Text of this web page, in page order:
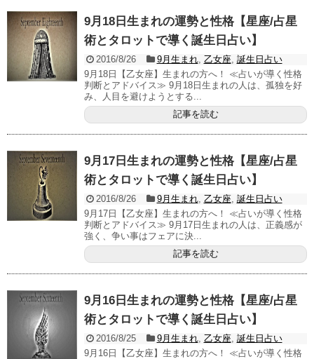
9月18日生まれの運勢と性格【星座/占星
術とタロットで導く誕生日占い】
2016/8/26 9月生まれ, 乙女座, 誕生日占い
9月18日【乙女座】生まれの方へ！ ≪占いが導く性格
判断とアドバイス≫ 9月18日生まれの人は、孤独を好
み、人目を避けようとする...
記事を読む
9月17日生まれの運勢と性格【星座/占星
術とタロットで導く誕生日占い】
2016/8/26 9月生まれ, 乙女座, 誕生日占い
9月17日【乙女座】生まれの方へ！ ≪占いが導く性格
判断とアドバイス≫ 9月17日生まれの人は、正義感が
強く、争い事はフェアに決...
記事を読む
9月16日生まれの運勢と性格【星座/占星
術とタロットで導く誕生日占い】
2016/8/25 9月生まれ, 乙女座, 誕生日占い
9月16日【乙女座】生まれの方へ！ ≪占いが導く性格